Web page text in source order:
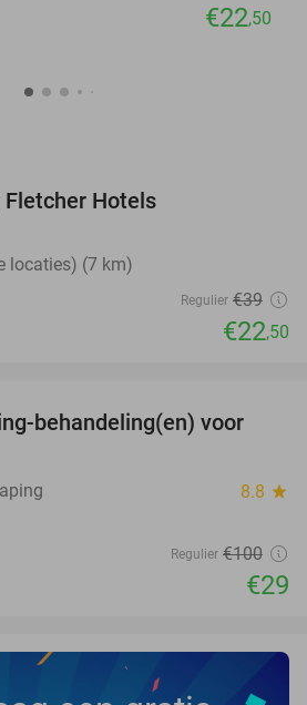
€22,50
Hotels
locaties) (7 km)
Regulier €39
€22,50
71%
behandeling(en) voor
8.8 star
Regulier €100
€29